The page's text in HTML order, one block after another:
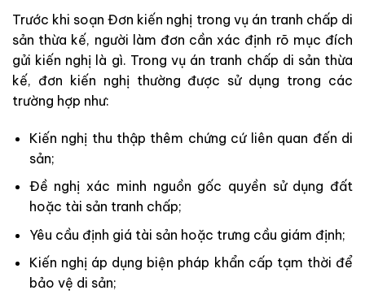
Trước khi soạn Đơn kiến nghị trong vụ án tranh chấp di
sản thừa kế, người làm đơn cần xác định rõ mục đích
gửi kiến nghị là gì. Trong vụ án tranh chấp di sản thừa
kế, đơn kiến nghị thường được sử dụng trong các
trường hợp như:
Kiến nghị thu thập thêm chứng cứ liên quan đến di
sản;
Đề nghị xác minh nguồn gốc quyền sử dụng đất
hoặc tài sản tranh chấp;
Yêu cầu định giá tài sản hoặc trưng cầu giám định;
Kiến nghị áp dụng biện pháp khẩn cấp tạm thời để
bảo vệ di sản;